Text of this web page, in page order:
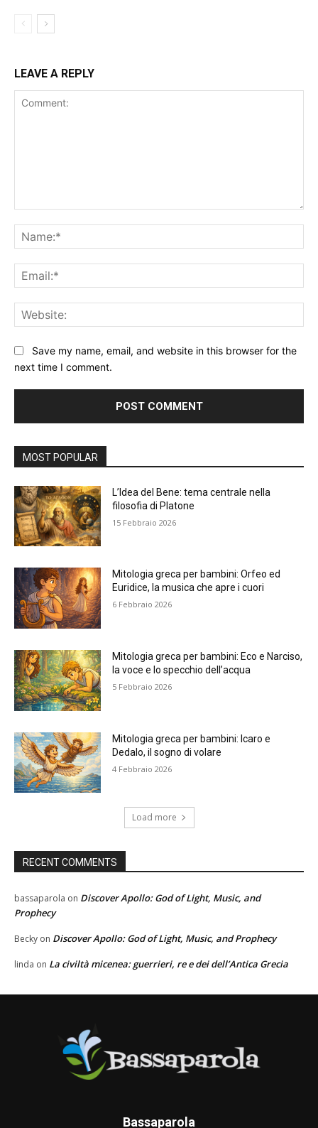
LEAVE A REPLY
Save my name, email, and website in this browser for the
next time I comment.
MOST POPULAR
L’Idea del Bene: tema centrale nella
filosofia di Platone
15 Febbraio 2026
Mitologia greca per bambini: Orfeo ed
Euridice, la musica che apre i cuori
6 Febbraio 2026
Mitologia greca per bambini: Eco e Narciso,
la voce e lo specchio dell’acqua
5 Febbraio 2026
Mitologia greca per bambini: Icaro e
Dedalo, il sogno di volare
4 Febbraio 2026
Load more
RECENT COMMENTS
bassaparola on Discover Apollo: God of Light, Music, and
Prophecy
Becky on Discover Apollo: God of Light, Music, and Prophecy
linda on La civiltà micenea: guerrieri, re e dei dell’Antica Grecia
Bassaparola